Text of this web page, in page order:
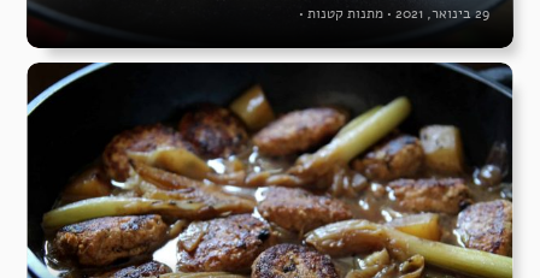
29 בינואר, 2021 • מתנות קטנות •